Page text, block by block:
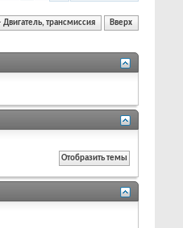
Двигатель, трансмиссия Вверх